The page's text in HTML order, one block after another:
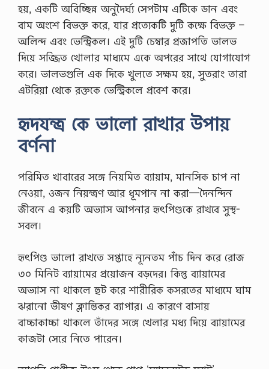
হয়, একটি অবিচ্ছিন্ন অনুদৈর্ঘ্য সেপটাম এটিকে ডান এবং
বাম অংশে বিভক্ত করে, যার প্রত্যেকটি দুটি কক্ষে বিভক্ত –
অলিন্দ এবং ভেন্ট্রিকল। এই দুটি চেম্বার প্রজাপতি ভালভ
দিয়ে সজ্জিত খোলার মাধ্যমে একে অপরের সাথে যোগাযোগ
করে। ভালভগুলি এক দিকে খুলতে সক্ষম হয়, সুতরাং তারা
এটরিয়া থেকে রক্তকে ভেন্ট্রিকলে প্রবেশ করে।
হৃদযন্ত্র কে ভালো রাখার উপায়
বর্ণনা
পরিমিত খাবারের সঙ্গে নিয়মিত ব্যায়াম, মানসিক চাপ না
নেওয়া, ওজন নিয়ন্ত্রণ আর ধূমপান না করা—দৈনন্দিন
জীবনে এ কয়টি অভ্যাস আপনার হৃৎপিণ্ডকে রাখবে সুস্থ-
সবল।
হৃৎপিণ্ড ভালো রাখতে সপ্তাহে ন্যূনতম পাঁচ দিন করে রোজ
৩০ মিনিট ব্যায়ামের প্রয়োজন বড়দের। কিন্তু ব্যায়ামের
অভ্যাস না থাকলে হুট করে শারীরিক কসরতের মাধ্যমে ঘাম
ঝরানো ভীষণ ক্লান্তিকর ব্যাপার। এ কারণে বাসায়
বাচ্চাকাচ্চা থাকলে তাঁদের সঙ্গে খেলার মধ্য দিয়ে ব্যায়ামের
কাজটা সেরে নিতে পারেন।